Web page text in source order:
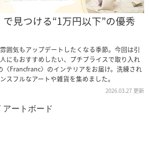
で見つける“1万円以下”の優秀
囲気もアップデートしたくなる季節。今回は引
にもおすすめしたい、プチプライスで取り入れ
〈Francfranc〉のインテリアをお届け。洗練され
スフルなアートや雑貨を集めました。
2026.03.27 更新
ートボード